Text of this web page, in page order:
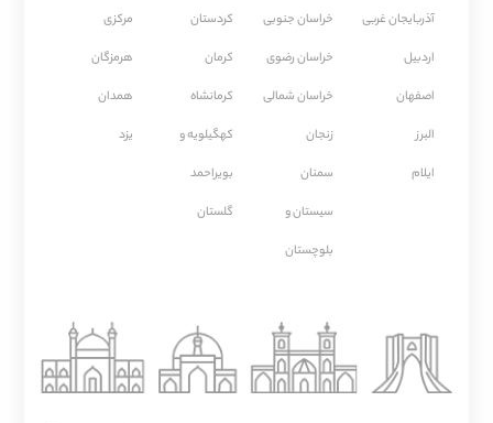
آذربایجان غربی
اردبیل
اصفهان
البرز
ایلام
خراسان جنوبی
خراسان رضوی
خراسان شمالی
زنجان
سمنان
سیستان و
بلوچستان
كردستان
كرمان
كرمانشاه
کهگیلویه و
بویراحمد
گلستان
مركزی
هرمزگان
همدان
یزد